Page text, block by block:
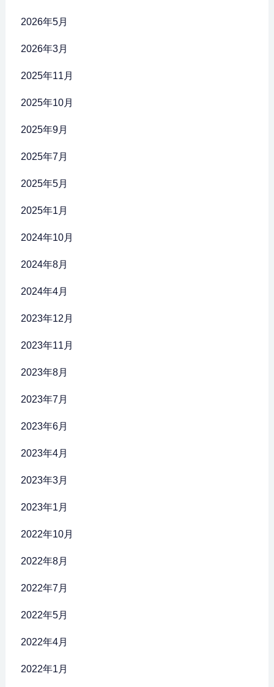
2026年5月
2026年3月
2025年11月
2025年10月
2025年9月
2025年7月
2025年5月
2025年1月
2024年10月
2024年8月
2024年4月
2023年12月
2023年11月
2023年8月
2023年7月
2023年6月
2023年4月
2023年3月
2023年1月
2022年10月
2022年8月
2022年7月
2022年5月
2022年4月
2022年1月